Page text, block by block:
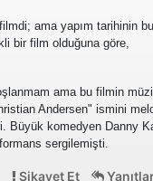
ama yapım tarihinin bu
bir film olduğuna göre,
ama bu filmin
Andersen" ismini
Büyük komedyen Danny
sergilemişti.
Şikayet Et